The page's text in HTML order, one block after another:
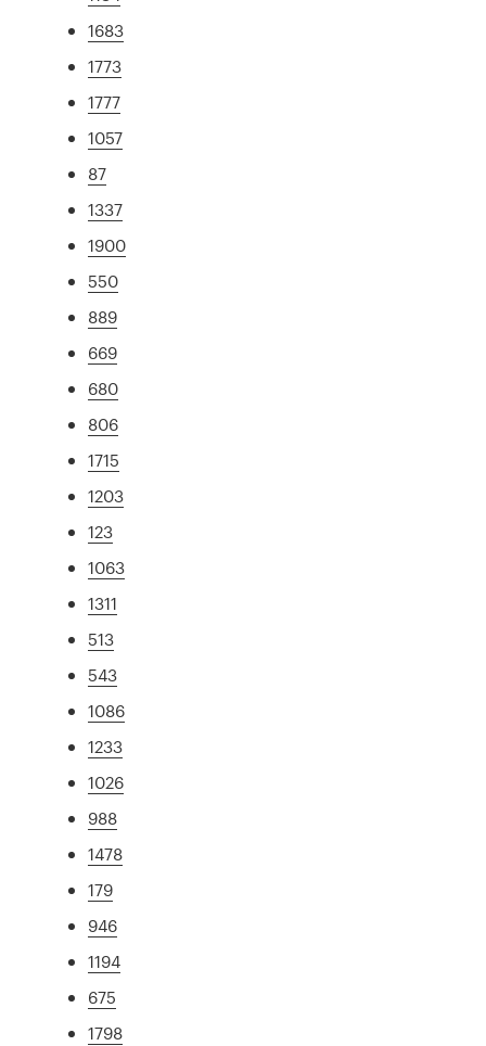
1683
1773
1777
1057
87
1337
1900
550
889
669
680
806
1715
1203
123
1063
1311
513
543
1086
1233
1026
988
1478
179
946
1194
675
1798